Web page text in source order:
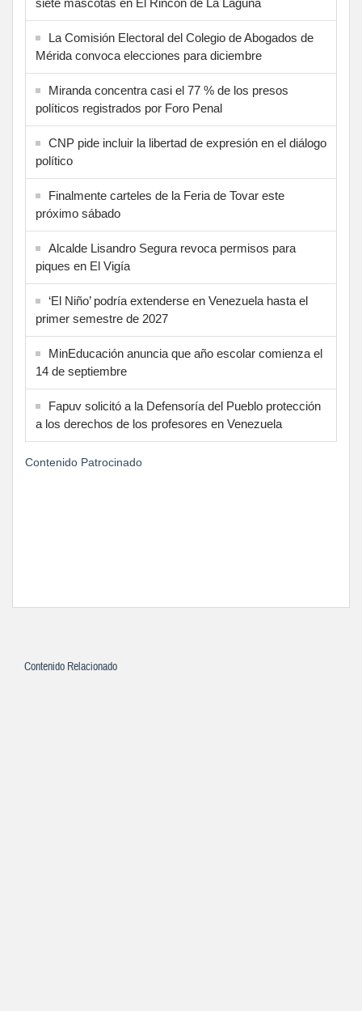
siete mascotas en El Rincón de La Laguna
La Comisión Electoral del Colegio de Abogados de
Mérida convoca elecciones para diciembre
Miranda concentra casi el 77 % de los presos
políticos registrados por Foro Penal
CNP pide incluir la libertad de expresión en el diálogo
político
Finalmente carteles de la Feria de Tovar este
próximo sábado
Alcalde Lisandro Segura revoca permisos para
piques en El Vigía
‘El Niño’ podría extenderse en Venezuela hasta el
primer semestre de 2027
MinEducación anuncia que año escolar comienza el
14 de septiembre
Fapuv solicitó a la Defensoría del Pueblo protección
a los derechos de los profesores en Venezuela
Contenido Patrocinado
Contenido Relacionado